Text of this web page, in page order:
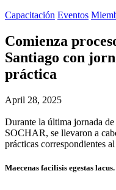
Capacitación Eventos
Comienza
Santiago con
práctica
April 28, 2025
Durante la última jornada
SOCHAR, se llevaron a
prácticas correspondientes
Maecenas facilisis egestas lacus.